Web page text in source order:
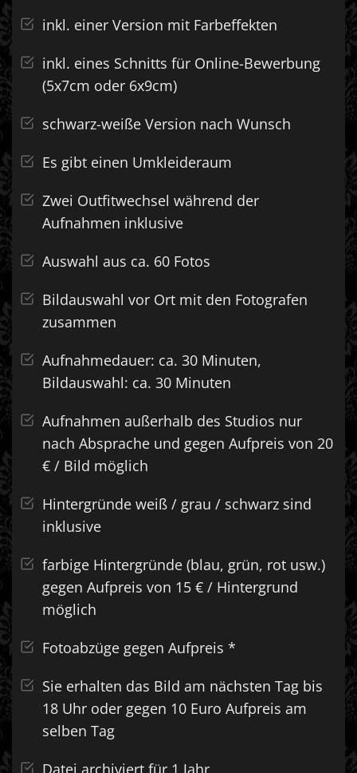
inkl. einer Version mit Farbeffekten
inkl. eines Schnitts für Online-Bewerbung
(5x7cm oder 6x9cm)
schwarz-weiße Version nach Wunsch
Es gibt einen Umkleideraum
Zwei Outfitwechsel während der
Aufnahmen inklusive
Auswahl aus ca. 60 Fotos
Bildauswahl vor Ort mit den Fotografen
zusammen
Aufnahmedauer: ca. 30 Minuten,
Bildauswahl: ca. 30 Minuten
Aufnahmen außerhalb des Studios nur
nach Absprache und gegen Aufpreis von 20
€ / Bild möglich
Hintergründe weiß / grau / schwarz sind
inklusive
farbige Hintergründe (blau, grün, rot usw.)
gegen Aufpreis von 15 € / Hintergrund
möglich
Fotoabzüge gegen Aufpreis *
Sie erhalten das Bild am nächsten Tag bis
18 Uhr oder gegen 10 Euro Aufpreis am
selben Tag